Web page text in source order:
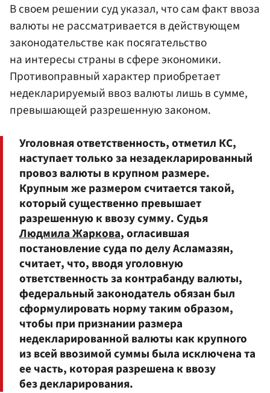
В своем решении суд указал, что сам факт ввоза
валюты не рассматривается в действующем
законодательстве как посягательство
на интересы страны в сфере экономики.
Противоправный характер приобретает
недекларируемый ввоз валюты лишь в сумме,
превышающей разрешенную законом.
Уголовная ответственность, отметил КС,
наступает только за незадекларированный
провоз валюты в крупном размере.
Крупным же размером считается такой,
который существенно превышает
разрешенную к ввозу сумму. Судья
Людмила Жаркова, огласившая
постановление суда по делу Асламазян,
считает, что, вводя уголовную
ответственность за контрабанду валюты,
федеральный законодатель обязан был
сформулировать норму таким образом,
чтобы при признании размера
недекларированной валюты как крупного
из всей ввозимой суммы была исключена та
ее часть, которая разрешена к ввозу
без декларирования.